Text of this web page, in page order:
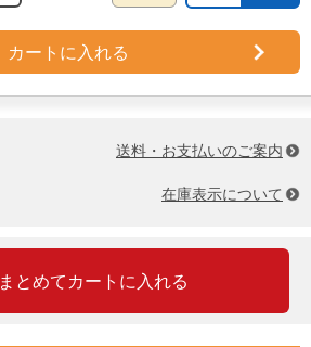
カートに入れる
送料・お支払いのご案内
在庫表示について
まとめてカートに入れる